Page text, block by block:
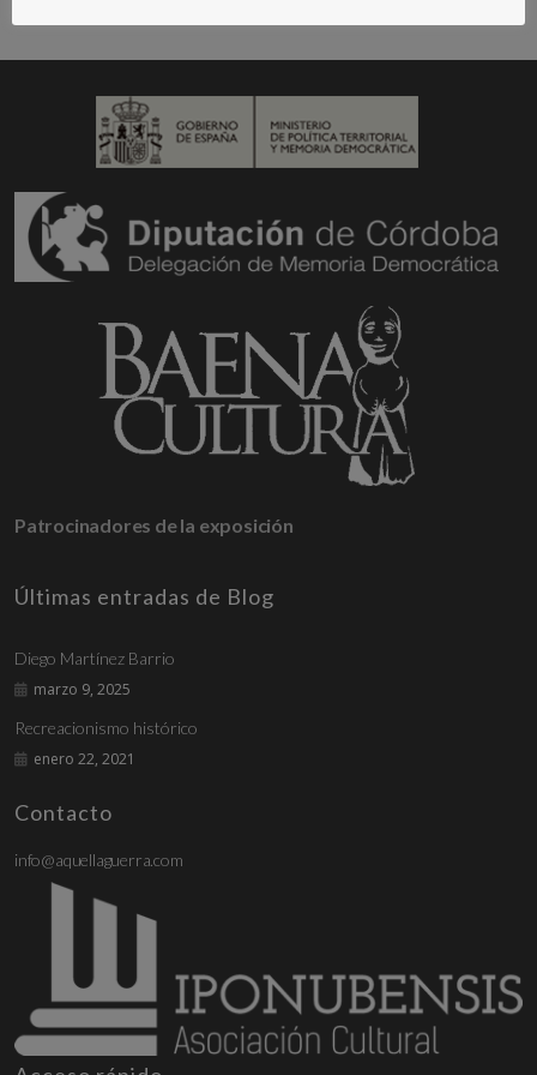
Patrocinadores de la exposición
Últimas entradas de Blog
Diego Martínez Barrio
marzo 9, 2025
Recreacionismo histórico
enero 22, 2021
Contacto
info@aquellaguerra.com